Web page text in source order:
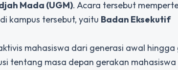
Mada (UGM). Acara tersebut
kampus tersebut, yaitu Badan Eksekutif
mahasiswa dari generasi awal hingga
tentang masa depan gerakan mahasiswa